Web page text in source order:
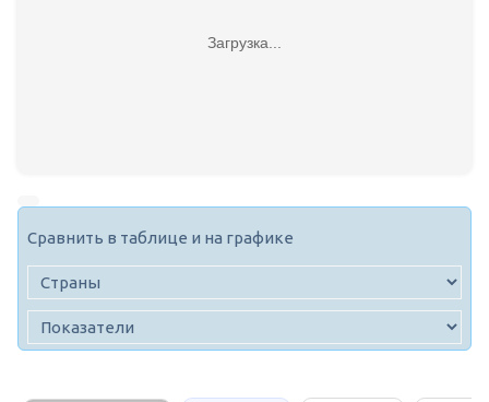
Загрузка...
Сравнить в таблице и на графике